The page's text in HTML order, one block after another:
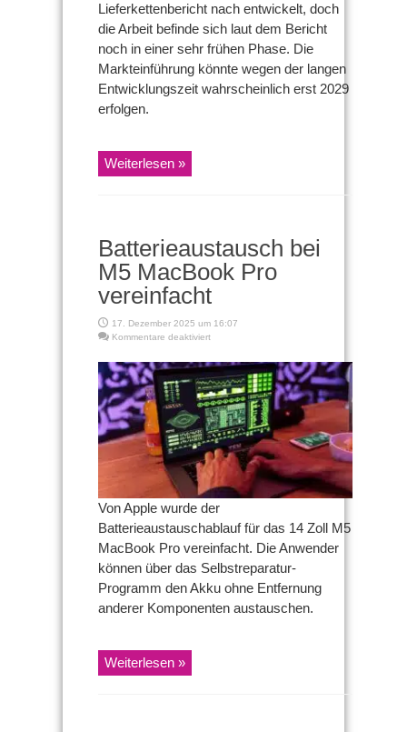
Lieferkettenbericht nach entwickelt, doch
die Arbeit befinde sich laut dem Bericht
noch in einer sehr frühen Phase. Die
Markteinführung könnte wegen der langen
Entwicklungszeit wahrscheinlich erst 2029
erfolgen.
Weiterlesen »
Batterieaustausch bei
M5 MacBook Pro
vereinfacht
17. Dezember 2025 um 16:07
Kommentare deaktiviertfür
bei
M5
MacBook
Pro
vereinfacht
Von Apple wurde der
Batterieaustauschablauf für das 14 Zoll M5
MacBook Pro vereinfacht. Die Anwender
können über das Selbstreparatur-
Programm den Akku ohne Entfernung
anderer Komponenten austauschen.
Weiterlesen »